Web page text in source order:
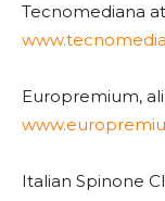
Tecnomediana
Europremium,
Italian Spinone